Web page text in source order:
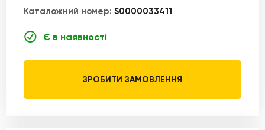
Каталожний номер: S0000033411
Є в наявності
ЗРОБИТИ ЗАМОВЛЕННЯ